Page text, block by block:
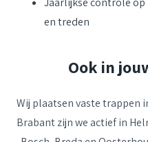
en treden
Ook in
Wij plaatsen vaste trappen
Brabant zijn we actief in